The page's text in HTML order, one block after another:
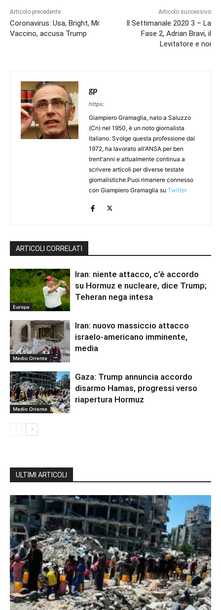
Articolo precedente
Coronavirus: Usa, Bright, Mr.
Vaccino, accusa Trump
Articolo successivo
Il Settimanale 2020 3 – La
Fase 2, Adrian Bravi, il
Levitatore e noi
gp
https:
Giampiero Gramaglia, nato a Saluzzo
(Cn) nel 1950, è un noto giornalista
italiano. Svolge questa professione dal
1972, ha lavorato all'ANSA per ben
trent'anni e attualmente continua a
scrivere articoli per diverse testate
giornalistiche.Puoi rimanere connesso
con Giampiero Gramaglia su Twitter
ARTICOLI CORRELATI
Europa
Iran: niente attacco, c’è accordo
su Hormuz e nucleare, dice Trump;
Teheran nega intesa
Medio Oriente
Iran: nuovo massiccio attacco
israelo-americano imminente,
media
Medio Oriente
Gaza: Trump annuncia accordo
disarmo Hamas, progressi verso
riapertura Hormuz
ULTIMI ARTICOLI